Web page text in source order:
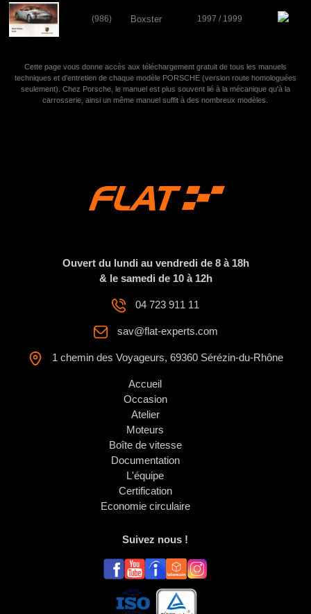
(986) Boxster 1997 / 1999
Cette page vous donne accès aux téléchargement gratuit de tous les manuels
techniques et d'entretien de chaque modèle PORSCHE (version route homologuées
seulement). Chez Porsche, le manuel est plus souvent lié à la mécanique qu'à la
carrosserie, ainsi un même manuel suffit à des nombreux modèles.
Ouvert du lundi au vendredi de 8 à 18h
& le samedi de 10 à 12h
04 723 911 11
sav@flat-experts.com
1 chemin des Voyageurs, 69360 Sérézin-du-Rhône
Accueil
Occasion
Atelier
Moteurs
Boîte de vitesse
Documentation
L'équipe
Certification
Economie circulaire
Suivez nous !